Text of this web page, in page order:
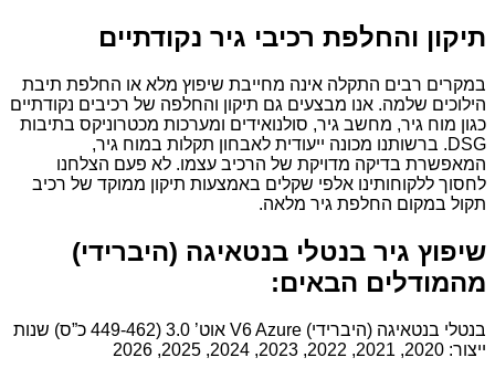
תיקון והחלפת רכיבי גיר נקודתיים
במקרים רבים התקלה אינה מחייבת שיפוץ מלא או החלפת תיבת
הילוכים שלמה. אנו מבצעים גם תיקון והחלפה של רכיבים נקודתיים
כגון מוח גיר, מחשב גיר, סולנואידים ומערכות מכטרוניקס בתיבות
DSG. ברשותנו מכונה ייעודית לאבחון תקלות במוח גיר,
המאפשרת בדיקה מדויקת של הרכיב עצמו. לא פעם הצלחנו
לחסוך ללקוחותינו אלפי שקלים באמצעות תיקון ממוקד של רכיב
תקול במקום החלפת גיר מלאה.
שיפוץ גיר בנטלי בנטאיגה (היברידי)
מהמודלים הבאים:
בנטלי בנטאיגה (היברידי) V6 Azure אוט’ 3.0 (449-462 כ”ס) שנות
ייצור: 2020, 2021, 2022, 2023, 2024, 2025, 2026